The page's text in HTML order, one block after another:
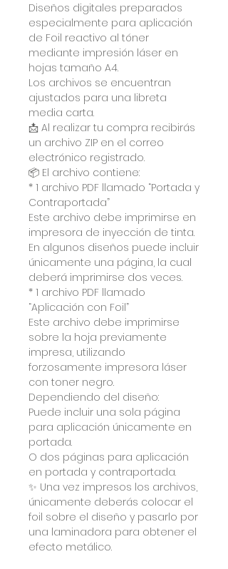
Diseños digitales preparados
especialmente para aplicación
de Foil reactivo al tóner
mediante impresión láser en
hojas tamaño A4.
Los archivos se encuentran
ajustados para una libreta
media carta.
📩 Al realizar tu compra recibirás
un archivo ZIP en el correo
electrónico registrado.
📦 El archivo contiene:
* 1 archivo PDF llamado “Portada y
Contraportada”
Este archivo debe imprimirse en
impresora de inyección de tinta.
En algunos diseños puede incluir
únicamente una página, la cual
deberá imprimirse dos veces.
* 1 archivo PDF llamado
“Aplicación con Foil”
Este archivo debe imprimirse
sobre la hoja previamente
impresa, utilizando
forzosamente impresora láser
con toner negro.
Dependiendo del diseño:
Puede incluir una sola página
para aplicación únicamente en
portada.
O dos páginas para aplicación
en portada y contraportada.
✨ Una vez impresos los archivos,
únicamente deberás colocar el
foil sobre el diseño y pasarlo por
una laminadora para obtener el
efecto metálico.